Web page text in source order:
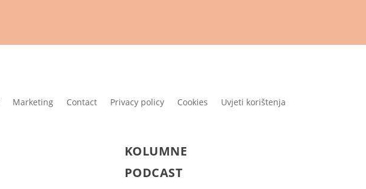
Marketing Contact Privacy policy Cookies Uvjeti korištenja
KOLUMNE
PODCAST